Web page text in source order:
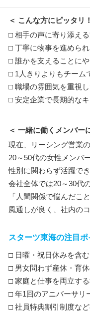
＜ こんな方にピッタリ
□ 相手の声に寄り添え
□ 丁寧に物事を進めら
□ 誰かを支えることに
□ 1人きりよりもチーム
□ 職場の雰囲気を重視
□ 安定企業で長期的な
＜ 一緒に働くメンバー
現在、リーシング営業の
20～50代の女性メンバ
性別に関わらず活躍で
会社全体では20～30代
「人間関係で悩んだこ
風通しが良く、社内の
スターツ東海の注目
□ 日曜・祝日休みを含
□ 男女問わず産休・育
□ 家庭と仕事を両立す
□ 年1回のアニバーサリ
□ 社員特典割引制度な